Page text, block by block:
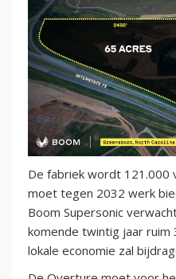
De fabriek wordt
moet tegen 2032 werk
Boom Supersonic
komende twintig jaar ruim
lokale economie zal